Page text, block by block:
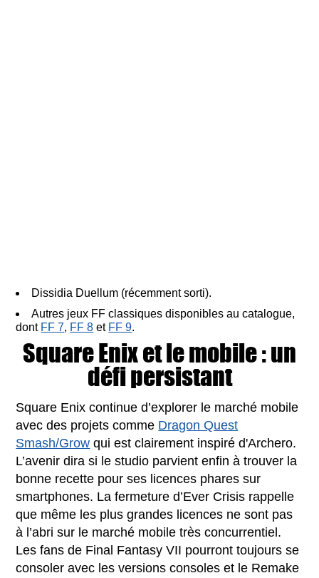
Dissidia Duellum (récemment sorti).
Autres jeux FF classiques disponibles au catalogue,
dont FF 7, FF 8 et FF 9.
Square Enix et le mobile : un
défi persistant
Square Enix continue d’explorer le marché mobile
avec des projets comme Dragon Quest
Smash/Grow qui est clairement inspiré d'Archero.
L’avenir dira si le studio parvient enfin à trouver la
bonne recette pour ses licences phares sur
smartphones. La fermeture d’Ever Crisis rappelle
que même les plus grandes licences ne sont pas
à l’abri sur le marché mobile très concurrentiel.
Les fans de Final Fantasy VII pourront toujours se
consoler avec les versions consoles et le Remake